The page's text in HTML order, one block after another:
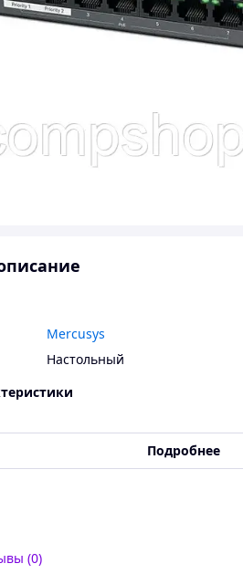
Mercusys
Настольный
Китай
Подробнее
(0)